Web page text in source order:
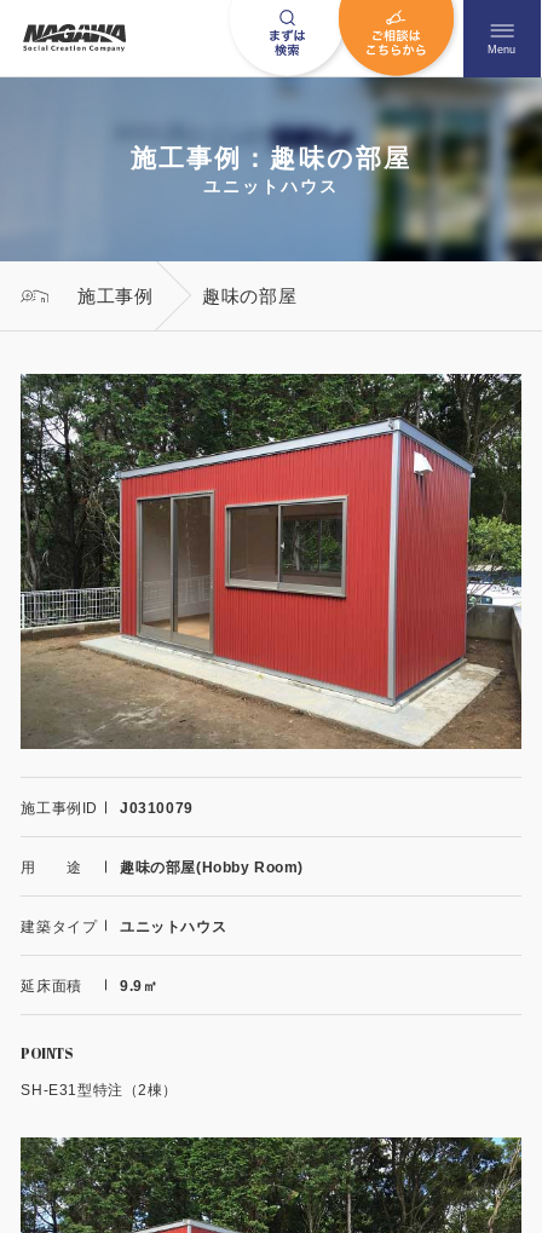
メニュ
Menu
お問い合わせはこちら
0120-09-9663
営業時間AM 9:00〜PM6:00
HOME
ニュース一覧
用途から探す
事務所・作業場
倉庫・工場
休憩室・喫煙室
中古品
製品特長と納入までの流れ
ユニットハウス
モジュール建築（プレハブ）
ナガワについて知る
展示場を探す
施工事例
あなたにナガワがお薦めの理由
Webカタログ
会社概要
よくあるご質問
映像集
ナガワひまわり財団
施工事例：趣味の部屋
ユニットハウス
施工事例 趣味の部屋
施工事例ID J0310079
用 途 趣味の部屋(Hobby Room)
建築タイプ ユニットハウス
延床面積 9.9㎡
POINTS
SH-E31型特注（2棟）